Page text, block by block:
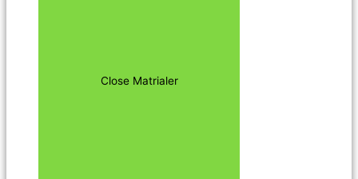
Close Matrialer